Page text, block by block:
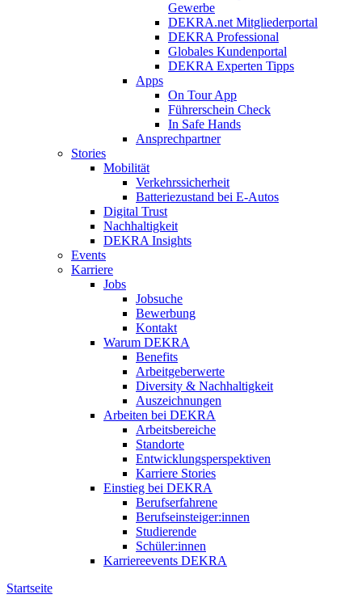
Gewerbe
DEKRA.net Mitgliederportal
DEKRA Professional
Globales Kundenportal
DEKRA Experten Tipps
Apps
On Tour App
Führerschein Check
In Safe Hands
Ansprechpartner
Stories
Mobilität
Verkehrssicherheit
Batteriezustand bei E-Autos
Digital Trust
Nachhaltigkeit
DEKRA Insights
Events
Karriere
Jobs
Jobsuche
Bewerbung
Kontakt
Warum DEKRA
Benefits
Arbeitgeberwerte
Diversity & Nachhaltigkeit
Auszeichnungen
Arbeiten bei DEKRA
Arbeitsbereiche
Standorte
Entwicklungsperspektiven
Karriere Stories
Einstieg bei DEKRA
Berufserfahrene
Berufseinsteiger:innen
Studierende
Schüler:innen
Karriereevents DEKRA
Startseite